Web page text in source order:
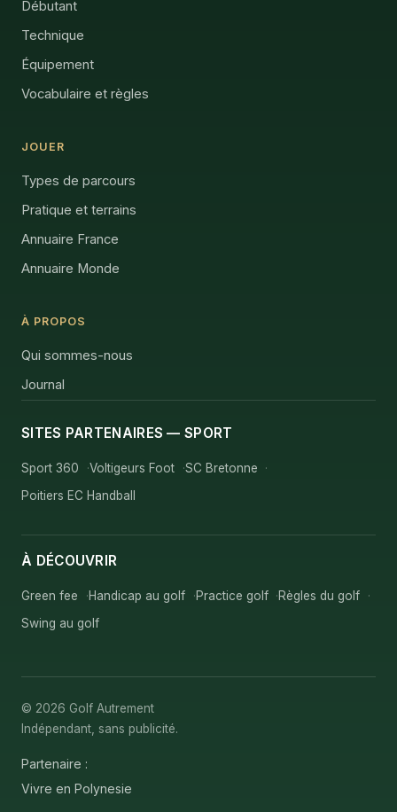
Débutant
Technique
Équipement
Vocabulaire et règles
JOUER
Types de parcours
Pratique et terrains
Annuaire France
Annuaire Monde
À PROPOS
Qui sommes-nous
Journal
SITES PARTENAIRES — SPORT
Sport 360 Voltigeurs Foot
SC Bretonne
Poitiers EC Handball
À DÉCOUVRIR
Green fee Handicap au golf Practice golf
Règles du golf
Swing au golf
© 2026 Golf Autrement
Indépendant, sans publicité.
Partenaire :
Vivre en Polynesie